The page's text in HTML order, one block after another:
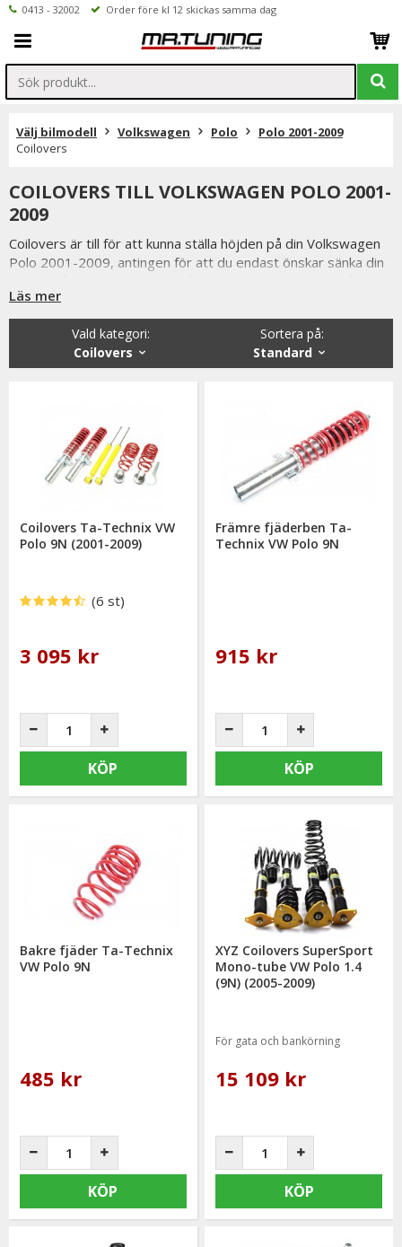
0413 - 32002 Order före kl 12 skickas samma dag
Välj bilmodell Volkswagen Polo
Polo 2001-2009
Coilovers
COILOVERS TILL VOLKSWAGEN POLO 2001-
2009
Coilovers är till för att kunna ställa höjden på din Volkswagen
Polo 2001-2009, antingen för att du endast önskar sänka din
TuningArt, MTS-Technik (med eibach fjädrar) samt Ta-Technix
som lämpar sig bra för att sänka bilen.
XYZ coilovers lämpar sig mycket bra till tuff gatköning samt
banracing.
Läs mer
Sortera på:
Standard
Vald kategori:
Coilovers
Coilovers Ta-Technix VW
Polo 9N (2001-2009)
(6 st)
3 095 kr
KÖP
Främre fjäderben Ta-
Technix VW Polo 9N
915 kr
KÖP
Bakre fjäder Ta-Technix
VW Polo 9N
485 kr
KÖP
XYZ Coilovers SuperSport
Mono-tube VW Polo 1.4
(9N) (2005-2009)
För gata och bankörning
15 109 kr
KÖP